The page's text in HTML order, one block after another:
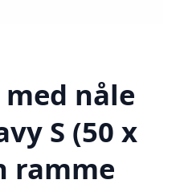
nåle
S (50 x
ramme